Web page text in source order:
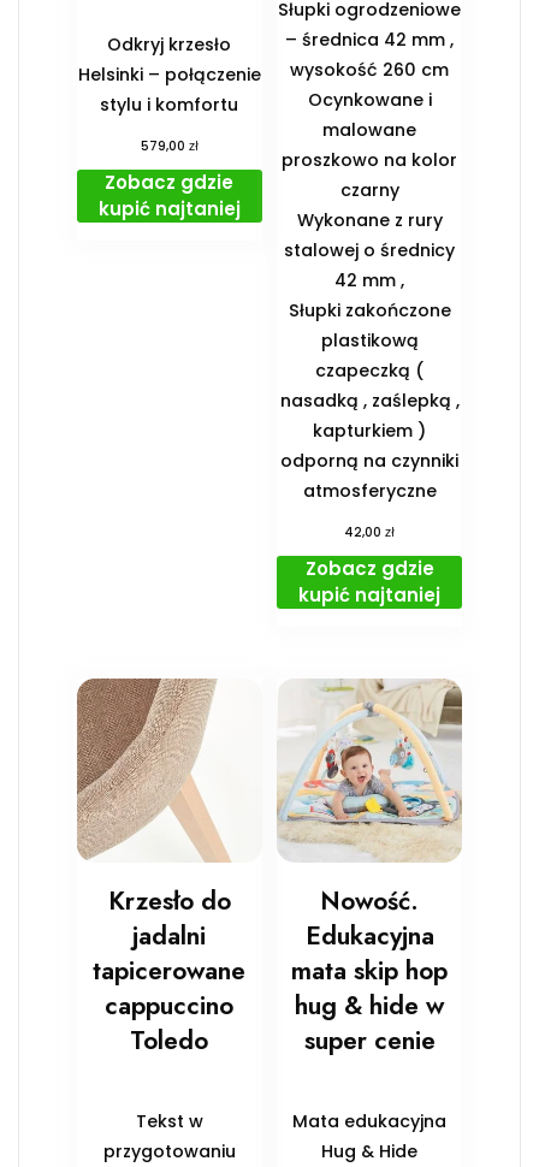
Odkryj krzesło
Helsinki – połączenie
stylu i komfortu
579,00 zł
Zobacz gdzie
kupić najtaniej
Słupki ogrodzeniowe
– średnica 42 mm ,
wysokość 260 cm
Ocynkowane i
malowane
proszkowo na kolor
czarny
Wykonane z rury
stalowej o średnicy
42 mm ,
Słupki zakończone
plastikową
czapeczką (
nasadką , zaślepką ,
kapturkiem )
odporną na czynniki
atmosferyczne
42,00zł
Zobacz gdzie
kupić najtaniej
Krzesło do
jadalni
tapicerowane
cappuccino
Toledo
Tekst w
przygotowaniu
Nowość.
Edukacyjna
mata skip hop
hug & hide w
super cenie
Mata edukacyjna
Hug & Hide